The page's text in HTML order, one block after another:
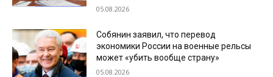
05.08.2026
Собянин заявил, что перевод
экономики России на военные рельсы
может «убить вообще страну»
05.08.2026